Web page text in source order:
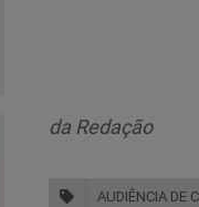
da Redação
AUDIÊNCIA DE